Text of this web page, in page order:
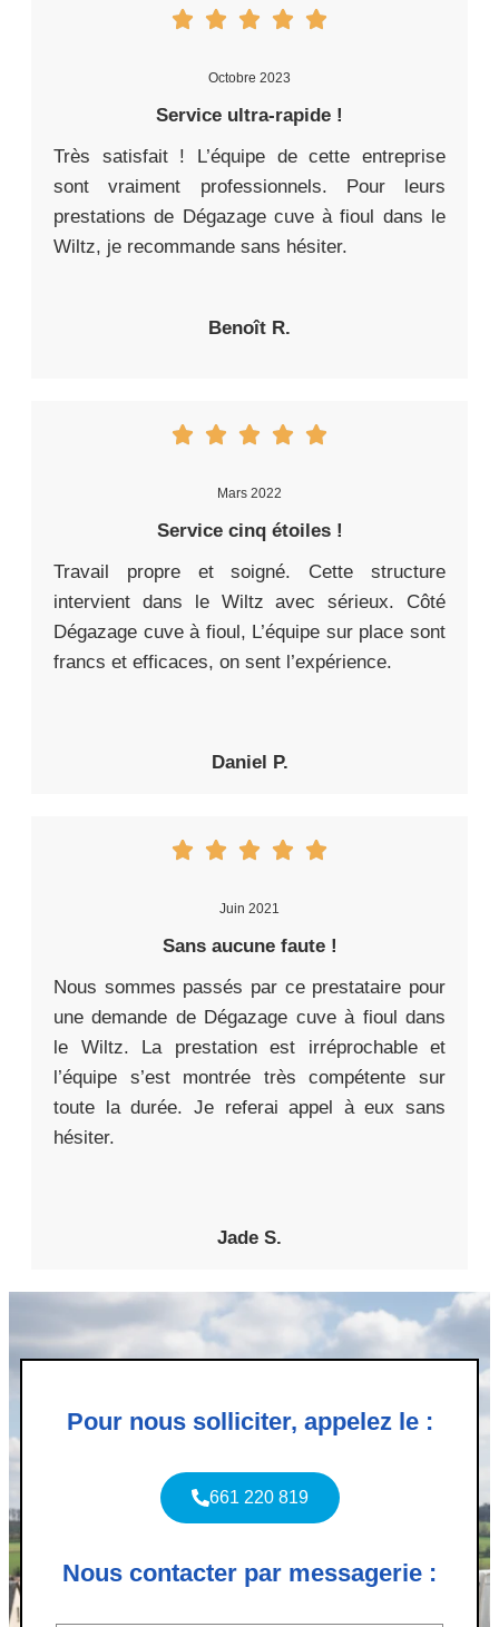
Octobre 2023
Service ultra-rapide !
Très satisfait ! L’équipe de cette entreprise
sont vraiment professionnels. Pour leurs
prestations de Dégazage cuve à fioul dans le
Wiltz, je recommande sans hésiter.
Benoît R.
Mars 2022
Service cinq étoiles !
Travail propre et soigné. Cette structure
intervient dans le Wiltz avec sérieux. Côté
Dégazage cuve à fioul, L’équipe sur place sont
francs et efficaces, on sent l’expérience.
Daniel P.
Juin 2021
Sans aucune faute !
Nous sommes passés par ce prestataire pour
une demande de Dégazage cuve à fioul dans
le Wiltz. La prestation est irréprochable et
l’équipe s’est montrée très compétente sur
toute la durée. Je referai appel à eux sans
hésiter.
Jade S.
Pour nous solliciter, appelez le :
661 220 819
Nous contacter par messagerie :